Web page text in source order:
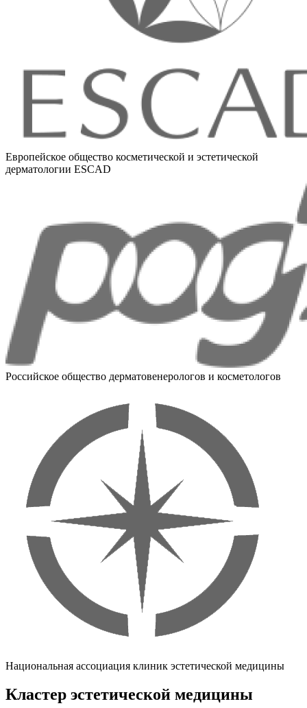
Европейское общество косметической и эстетической
дерматологии ESCAD
Российское общество дерматовенерологов и косметологов
Национальная ассоциация клиник эстетической медицины
Кластер эстетической медицины